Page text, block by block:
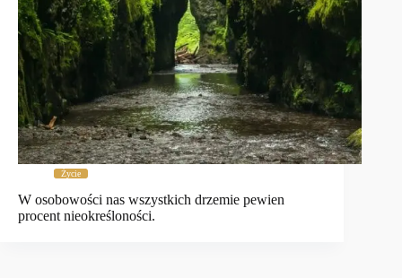
Życie
W osobowości nas wszystkich drzemie pewien
procent nieokreśloności.